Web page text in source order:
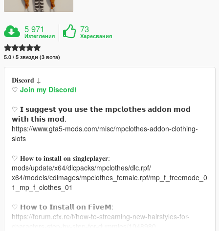
5 971
Изтегления
73
Харесвания
5.0 / 5 звезди (3 вота)
𝐃𝐢𝐬𝐜𝐨𝐫𝐝 ↓
♡ Join my Discord!
♡ 𝗜 𝘀𝘂𝗴𝗴𝗲𝘀𝘁 𝘆𝗼𝘂 𝘂𝘀𝗲 𝘁𝗵𝗲 𝗺𝗽𝗰𝗹𝗼𝘁𝗵𝗲𝘀 𝗮𝗱𝗱𝗼𝗻 𝗺𝗼𝗱
𝘄𝗶𝘁𝗵 𝘁𝗵𝗶𝘀 𝗺𝗼𝗱.
https://www.gta5-mods.com/misc/mpclothes-addon-clothing-
slots
♡ 𝐇𝐨𝐰 𝐭𝐨 𝐢𝐧𝐬𝐭𝐚𝐥𝐥 𝐨𝐧 𝐬𝐢𝐧𝐠𝐥𝐞𝐩𝐥𝐚𝐲𝐞𝐫:
mods/update/x64/dlcpacks/mpclothes/dlc.rpf/
x64/models/cdimages/mpclothes_female.rpf/mp_f_freemode_0
1_mp_f_clothes_01
♡ 𝗛𝗼𝘄 𝘁𝗼 𝗜𝗻𝘀𝘁𝗮𝗹𝗹 𝗼𝗻 𝗙𝗶𝘃𝗲𝗠:
https://forum.cfx.re/t/how-to-streaming-new-hairstyles-for-